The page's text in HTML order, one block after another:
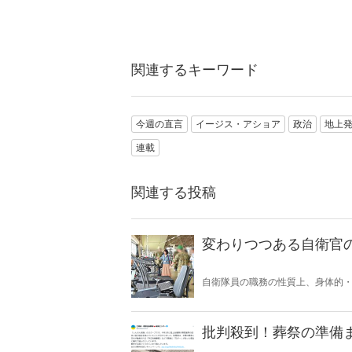
関連するキーワード
今週の直言 イージス・アショア 政治 地上
連載
関連する投稿
変わりつつある自衛官
自衛隊員の職務の性質上、身体的
批判殺到！葬祭の準備